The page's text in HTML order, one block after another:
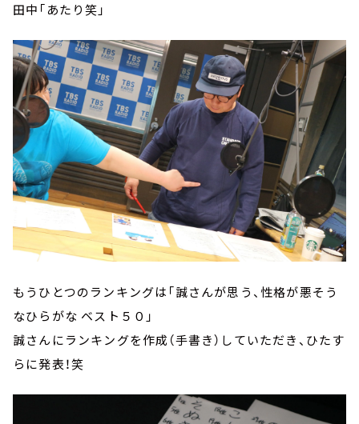
田中「あたり笑」
もうひとつのランキングは「誠さんが思う、性格が悪そう
なひらがな ベスト５０」
誠さんにランキングを作成（手書き）していただき、ひたす
らに発表！笑